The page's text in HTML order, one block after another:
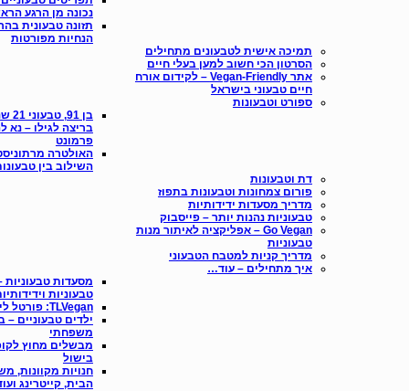
נכונה מן הרגע
תזונה טבעונית
הנחיות מפורטות
תמיכה אישית לטבעונים מתחילים
הסרטון הכי חשוב למען בעלי חיים
אתר Vegan-Friendly – לקידום אורח
חיים טבעוני בישראל
ספורט וטבעונות
בן
בריצה לגילו – נא
פרמונט
האולטרה
השילוב בין
דת וטבעונות
פורום צמחונות וטבעונות בתפוז
מדריך מסעדות ידידותיות
טבעוניות נהנות יותר – פייסבוק
Go Vegan – אפליקציה לאיתור מנות
טבעוניות
מדריך קניות למטבח הטבעוני
איך מתחילים – עוד…
מסעדות
טבעוניות
TLVegan: פורטל לייף סטייל טבעוני
ילדים טבעוניים –
משפחתי
מבשלים מחוץ
בישול
חנויות מקוונות,
הבית, קייטרינג